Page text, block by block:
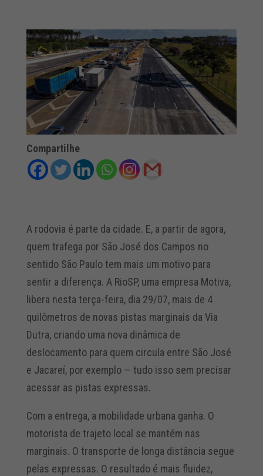
Compartilhe
A rodovia é parte da cidade. E, a partir de agora,
quem trafega por São José dos Campos no
sentido São Paulo tem mais um motivo para
sentir a diferença. A RioSP, uma empresa Motiva,
libera nesta terça-feira, dia 29/07, mais de 4
quilômetros de novas pistas marginais da Via
Dutra, criando uma nova dinâmica de
deslocamento para quem circula entre São José
e Jacareí, por exemplo — tudo isso sem precisar
acessar as pistas expressas.
Com a entrega, a mobilidade urbana ganha. O
motorista de trajeto local se mantém nas
marginais. O transporte de longa distância segue
pelas expressas. O resultado é mais fluidez,